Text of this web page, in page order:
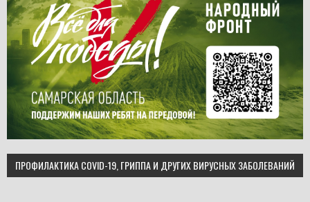
ПРОФИЛАКТИКА COVID-19, ГРИППА И ДРУГИХ ВИРУСНЫХ ЗАБОЛЕВАНИЙ